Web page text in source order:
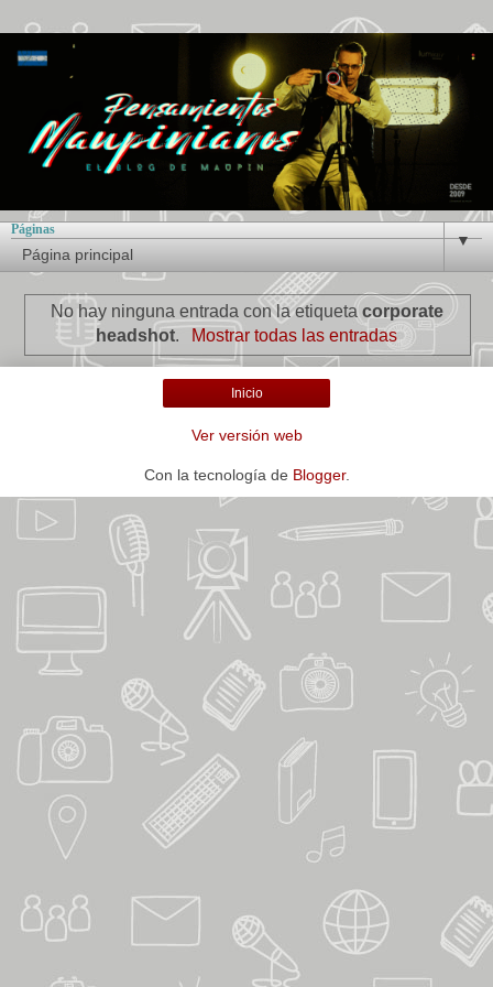
Páginas
▼
No hay ninguna entrada con la etiqueta corporate
headshot. Mostrar todas las entradas
Inicio
Ver versión web
Con la tecnología de Blogger.